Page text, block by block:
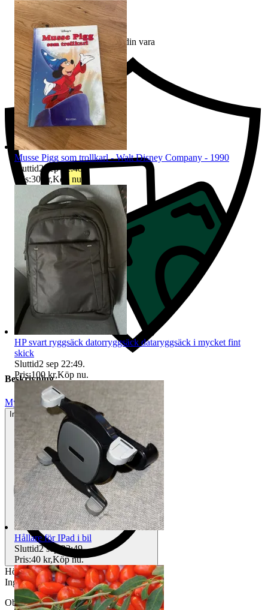
Ersättning om du inte får din vara
Beskrivning
Mycket gott skick
Inga eller minimala tecken på användning
Höjd 22,5cm
Inga skador
Objektnr 730 524 108
Musse Pigg som trollkarl - Walt Disney Company - 1990
Sluttid2 sep 22:48
Pris:30 kr,Köp nu.
HP svart ryggsäck datorryggsäck dataryggsäck i mycket fint
skick
Sluttid2 sep 22:49.
Pris:100 kr,Köp nu.
Hållare för IPad i bil
Sluttid2 sep 22:49.
Pris:40 kr,Köp nu.